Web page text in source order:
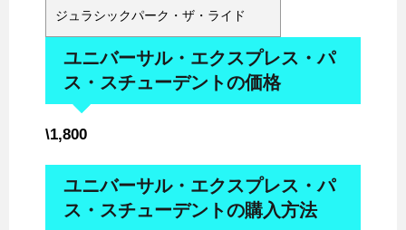
ジュラシックパーク・ザ・ライド
ユニバーサル・エクスプレス・パ
ス・スチューデントの価格
\1,800
ユニバーサル・エクスプレス・パ
ス・スチューデントの購入方法